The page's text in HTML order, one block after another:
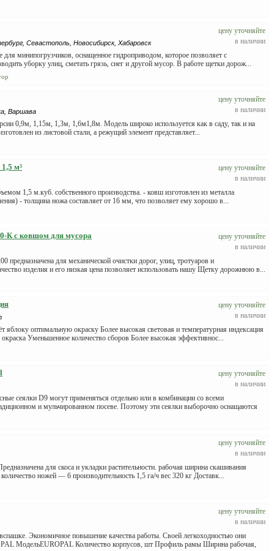
цену уточняйте
в наличии
Севастополь, Новосибирск, Хабаровск
минипогрузчиков, оснащенное гидроприводом, которое позволяет с
уборку улиц, сметать грязь, снег и другой мусор. В работе щетки дорож...
цену уточняйте
в наличии
Варшава
0,9м, 1,15м, 1,3м, 1,6м1,8м. Модель широко используется как в саду, так и на
из листовой стали, а режущий элемент представляет...
цену уточняйте
в наличии
м³
1,5 м.куб. собственного производства. - ковш изготовлен из металла
- толщина ножа составляет от 16 мм, что позволяет ему хорошо в...
цену уточняйте
в наличии
К с ковшом для мусора
для механической очистки дорог, улиц, тротуаров и
изделия и его низкая цена позволяет использовать нашу Щетку дорожнюю в...
цену уточняйте
в наличии
яблоку оптимальную окраску Более высокая световая и температурная индексация
Уменьшенное количество сборов Более высокая эффективнос...
цену уточняйте
в наличии
сеялки D9 могут применяться отдельно или в комбинации со всеми
и мульчированном посеве. Поэтому эти сеялки выборочно оснащаются
цену уточняйте
в наличии
для скоса и укладки растительности. рабочая ширина скашивания
ножей — 6 производительность 1,5 га/ч вес 320 кг Доставк...
цену уточняйте
в наличии
Экономичноe повышение качества работы. Своей легкоходностью они
МодельEUROPAL Количество корпусов, шт Профиль рамы Ширина рабочая,